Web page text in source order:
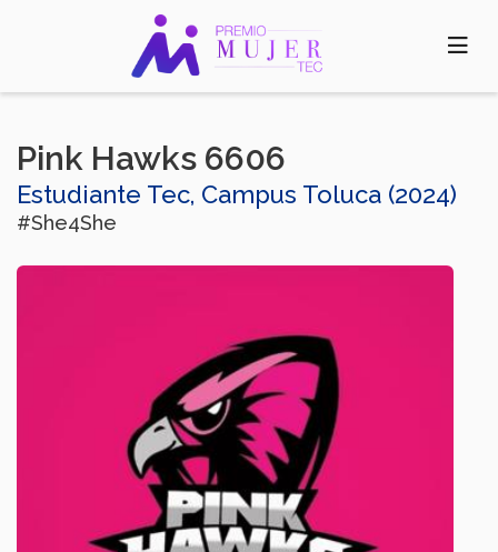
Pink Hawks 6606
Estudiante Tec, Campus Toluca (2024)
#She4She